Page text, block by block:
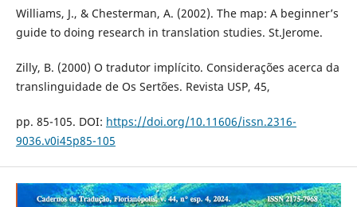
Williams, J., & Chesterman, A. (2002). The map: A beginner’s
guide to doing research in translation studies. St.Jerome.
Zilly, B. (2000) O tradutor implícito. Considerações acerca da
translinguidade de Os Sertões. Revista USP, 45,
pp. 85-105. DOI: https://doi.org/10.11606/issn.2316-
9036.v0i45p85-105